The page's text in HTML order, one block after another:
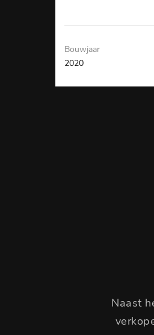
Bouwjaar
2020
Naast